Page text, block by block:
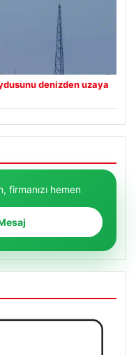
denizden uzaya
firmanızı hemen